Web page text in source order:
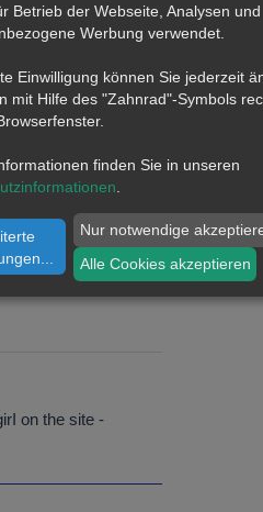
von außen
on the site -
Betrieb der Webseite, Analysen und
Werbung verwendet.
Einwilligung können Sie jederzeit
mit Hilfe des "Zahnrad"-Symbols
finden Sie in unseren
Nur notwendige
Alle Cookies akzeptieren